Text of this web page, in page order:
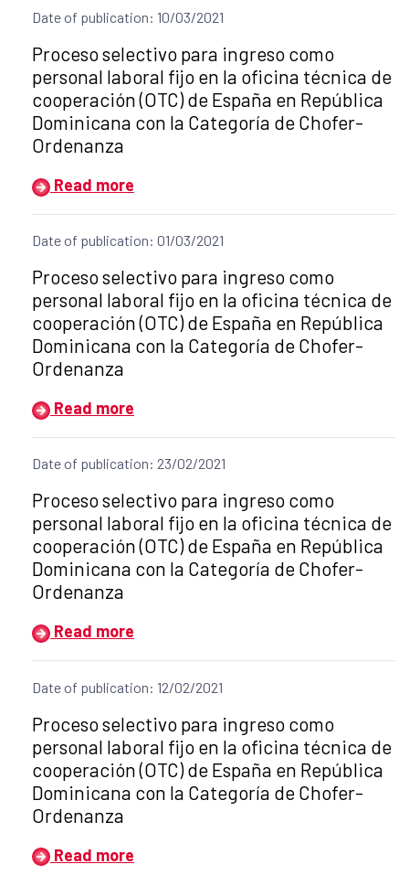
Date of publication: 10/03/2021
Title of the announcement:
Proceso selectivo para ingreso como
personal laboral fijo en la oficina técnica de
cooperación (OTC) de España en República
Dominicana con la Categoría de Chofer-
Ordenanza
Read more
Date of publication: 01/03/2021
Title of the announcement:
Proceso selectivo para ingreso como
personal laboral fijo en la oficina técnica de
cooperación (OTC) de España en República
Dominicana con la Categoría de Chofer-
Ordenanza
Read more
Date of publication: 23/02/2021
Title of the announcement:
Proceso selectivo para ingreso como
personal laboral fijo en la oficina técnica de
cooperación (OTC) de España en República
Dominicana con la Categoría de Chofer-
Ordenanza
Read more
Date of publication: 12/02/2021
Title of the announcement:
Proceso selectivo para ingreso como
personal laboral fijo en la oficina técnica de
cooperación (OTC) de España en República
Dominicana con la Categoría de Chofer-
Ordenanza
Read more